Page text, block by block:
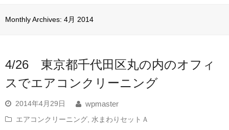
Monthly Archives: 4月 2014
4/26 東京都千代田区丸の内のオフィ
スでエアコンクリーニング
2014年4月29日
wpmaster
エアコンクリーニング 水まわりセットＡ